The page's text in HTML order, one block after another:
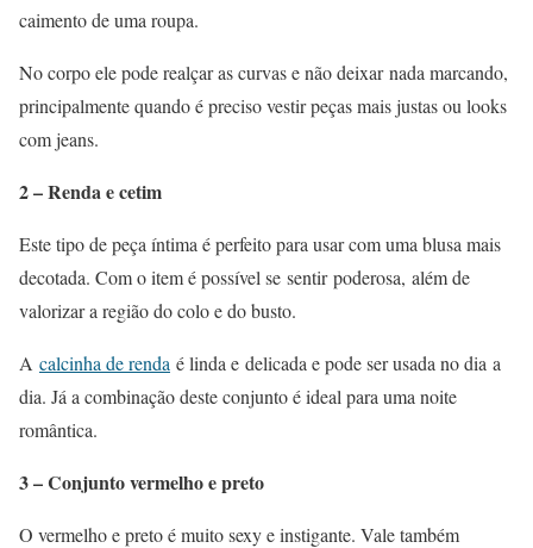
caimento de uma roupa.
No corpo ele pode realçar as curvas e não deixar nada marcando,
principalmente quando é preciso vestir peças mais justas ou looks
com jeans.
2 – Renda e cetim
Este tipo de peça íntima é perfeito para usar com uma blusa mais
decotada. Com o item é possível se sentir poderosa, além de
valorizar a região do colo e do busto.
A calcinha de renda é linda e delicada e pode ser usada no dia a
dia. Já a combinação deste conjunto é ideal para uma noite
romântica.
3 – Conjunto vermelho e preto
O vermelho e preto é muito sexy e instigante. Vale também